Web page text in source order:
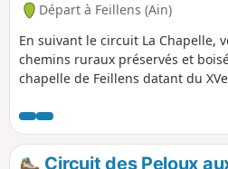
Départ à Feillens (Ain)
En suivant le circuit La Chapelle,
chemins ruraux préservés et
chapelle de Feillens datant du
église paroissiale. Dédiée à la
nombreux pèlerinages. Un
XVIe siècle, classé Monument
Circuit des Peloux